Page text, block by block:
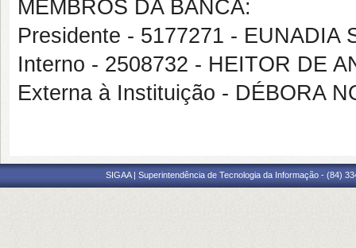
MEMBROS DA BANCA:
Presidente - 5177271 - EUNADIA
Interno - 2508732 - HEITOR DE
Externa à Instituição - DÉBORA
SIGAA | Superintendência de Tecnologia da Informação - (84)